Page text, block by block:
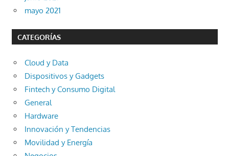
mayo 2021
CATEGORÍAS
Cloud y Data
Dispositivos y Gadgets
Fintech y Consumo Digital
General
Hardware
Innovación y Tendencias
Movilidad y Energía